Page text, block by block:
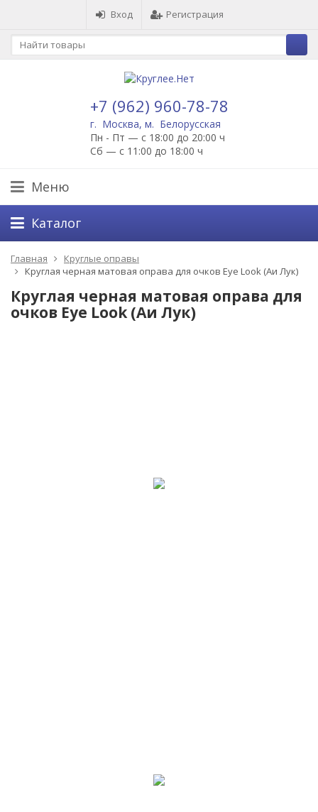
Вход Регистрация
+7 (962) 960-78-78
г. Москва, м. Белорусская
Пн - Пт — с 18:00 до 20:00 ч
Сб — с 11:00 до 18:00 ч
Меню
Каталог
Главная
Круглые оправы
Круглая черная матовая оправа для очков Eye Look (Аи Лук)
Круглая черная матовая оправа для
очков Eye Look (Аи Лук)